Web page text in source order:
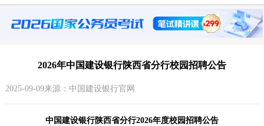
2026年中国建设银行陕西省分行校园招聘公告
2025-09-09来源：中国建设银行官网
中国建设银行陕西省分行2026年度校园招聘公告